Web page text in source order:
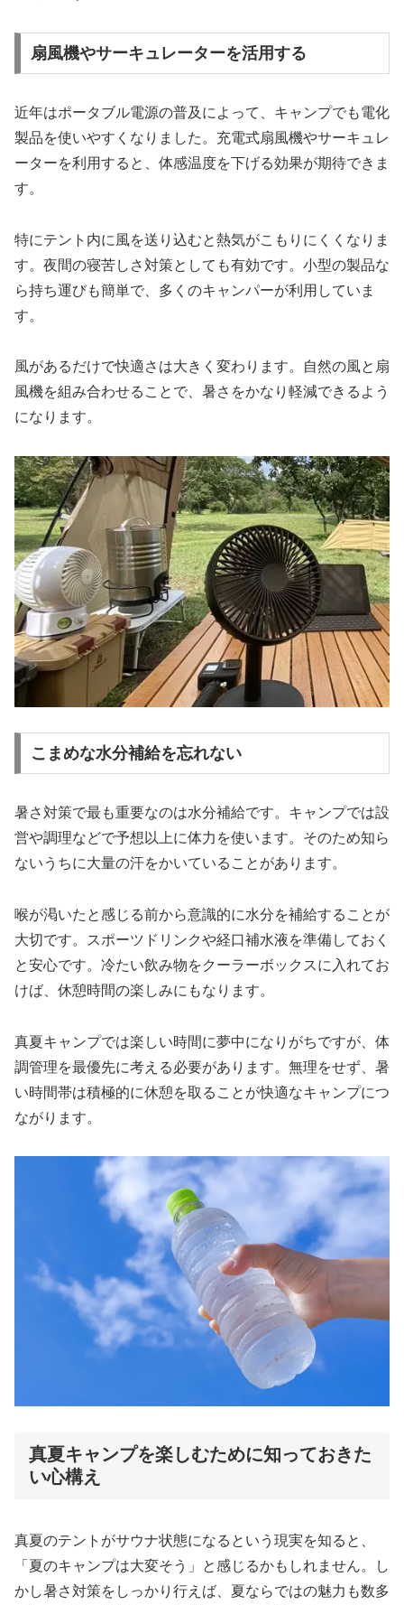
扇風機やサーキュレーターを活用する
近年はポータブル電源の普及によって、キャンプでも電化
製品を使いやすくなりました。充電式扇風機やサーキュレ
ーターを利用すると、体感温度を下げる効果が期待できま
す。
特にテント内に風を送り込むと熱気がこもりにくくなりま
す。夜間の寝苦しさ対策としても有効です。小型の製品な
ら持ち運びも簡単で、多くのキャンパーが利用していま
す。
風があるだけで快適さは大きく変わります。自然の風と扇
風機を組み合わせることで、暑さをかなり軽減できるよう
になります。
こまめな水分補給を忘れない
暑さ対策で最も重要なのは水分補給です。キャンプでは設
営や調理などで予想以上に体力を使います。そのため知ら
ないうちに大量の汗をかいていることがあります。
喉が渇いたと感じる前から意識的に水分を補給することが
大切です。スポーツドリンクや経口補水液を準備しておく
と安心です。冷たい飲み物をクーラーボックスに入れてお
けば、休憩時間の楽しみにもなります。
真夏キャンプでは楽しい時間に夢中になりがちですが、体
調管理を最優先に考える必要があります。無理をせず、暑
い時間帯は積極的に休憩を取ることが快適なキャンプにつ
ながります。
真夏キャンプを楽しむために知っておきた
い心構え
真夏のテントがサウナ状態になるという現実を知ると、
「夏のキャンプは大変そう」と感じるかもしれません。し
かし暑さ対策をしっかり行えば、夏ならではの魅力も数多